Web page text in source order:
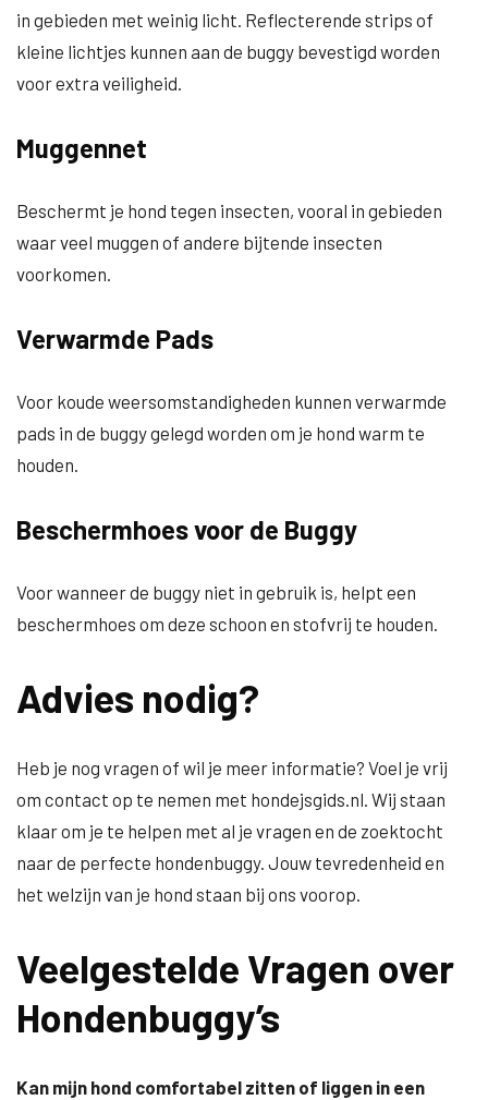
in gebieden met weinig licht. Reflecterende strips of
kleine lichtjes kunnen aan de buggy bevestigd worden
voor extra veiligheid.
Muggennet
Beschermt je hond tegen insecten, vooral in gebieden
waar veel muggen of andere bijtende insecten
voorkomen.
Verwarmde Pads
Voor koude weersomstandigheden kunnen verwarmde
pads in de buggy gelegd worden om je hond warm te
houden.
Beschermhoes voor de Buggy
Voor wanneer de buggy niet in gebruik is, helpt een
beschermhoes om deze schoon en stofvrij te houden.
Advies nodig?
Heb je nog vragen of wil je meer informatie? Voel je vrij
om contact op te nemen met hondejsgids.nl. Wij staan
klaar om je te helpen met al je vragen en de zoektocht
naar de perfecte hondenbuggy. Jouw tevredenheid en
het welzijn van je hond staan bij ons voorop.
Veelgestelde Vragen over
Hondenbuggy’s
Kan mijn hond comfortabel zitten of liggen in een